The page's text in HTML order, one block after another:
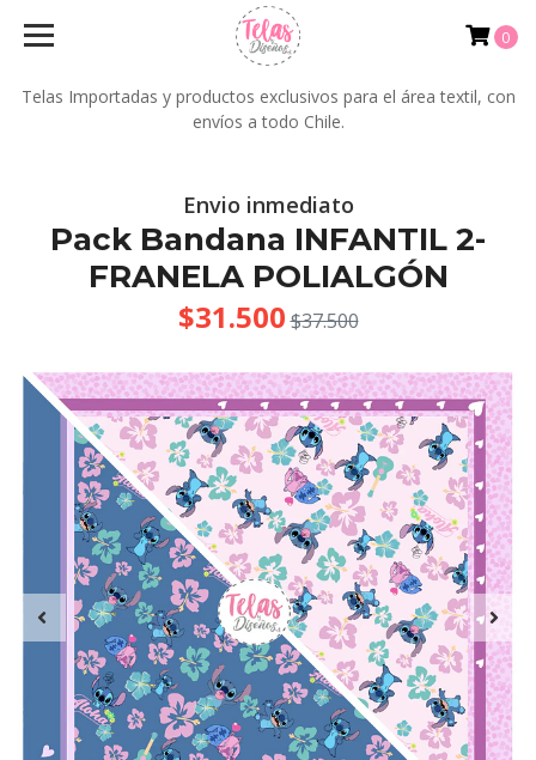
Telas Importadas y productos exclusivos para el área textil, con
envíos a todo Chile.
0
Envio inmediato
Pack Bandana INFANTIL 2-
FRANELA POLIALGÓN
$31.500 $37.500